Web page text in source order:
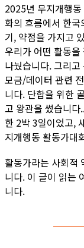
2025년 무지개행
화의 흐름에서 한
기, 약점을 가지고
우리가 어떤 활동
나눴습니다. 그리
모금/데이터 관련
니다. 단합을 위한
고 왕관을 썼습니
한 2박 3일이었고,
지개행동 활동가대
활동가라는 사회적
니다. 이 글이 읽는
니다.